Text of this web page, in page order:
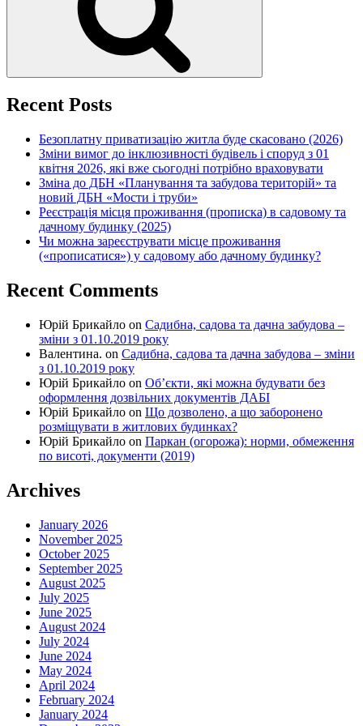
Recent Posts
Безоплатну приватизацію житла буде скасовано (2026)
Зміни вимог до інклюзивності будівель і споруд з 01
квітня 2026, які вже сьогодні потрібно враховувати
Зміна до ДБН «Планування та забудова територій» та
новий ДБН «Мости і труби»
Реєстрація місця проживання (прописка) в садовому та
дачному будинку (2025)
Чи можна зареєструвати місце проживання
(«прописатися») у садовому або дачному будинку?
Recent Comments
Юрій Брикайло on Садибна, садова та дачна забудова –
зміни з 01.10.2019 року
Валентина. on Садибна, садова та дачна забудова – зміни
з 01.10.2019 року
Юрій Брикайло on Об’єкти, які можна будувати без
оформлення дозвільних документів ДАБІ
Юрій Брикайло on Що дозволено, а що заборонено
розміщувати в житлових будинках?
Юрій Брикайло on Паркан (огорожа): норми, обмеження
по висоті, документи (2019)
Archives
January 2026
November 2025
October 2025
September 2025
August 2025
July 2025
June 2025
August 2024
July 2024
June 2024
May 2024
April 2024
February 2024
January 2024